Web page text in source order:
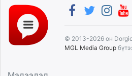
© 2013-2026 он
MGL Media Group